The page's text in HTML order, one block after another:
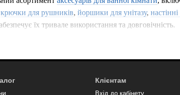
крючки для рушників, йоршики для унітазу,
їх тривале використання та довговічність.
Клієнтам
Вхід до кабінету